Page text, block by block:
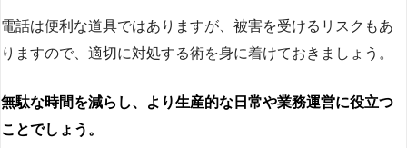
電話は便利な道具ではありますが、被害を受けるリスクもあ
りますので、適切に対処する術を身に着けておきましょう。
無駄な時間を減らし、より生産的な日常や業務運営に役立つ
ことでしょう。